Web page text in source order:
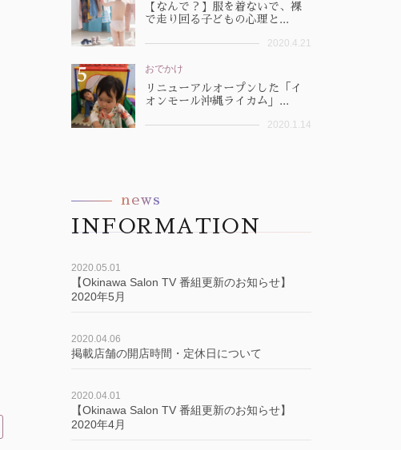
【なんで？】服を着ないで、裸
で走り回る子どもの心理と...
2020.4.21
おでかけ
リニューアルオープンした「イ
オンモール沖縄ライカム」...
2020.1.14
news
INFORMATION
2020.05.01
【Okinawa Salon TV 番組更新のお知らせ】
2020年5月
2020.04.06
掲載店舗の開店時間・定休日について
2020.04.01
【Okinawa Salon TV 番組更新のお知らせ】
2020年4月